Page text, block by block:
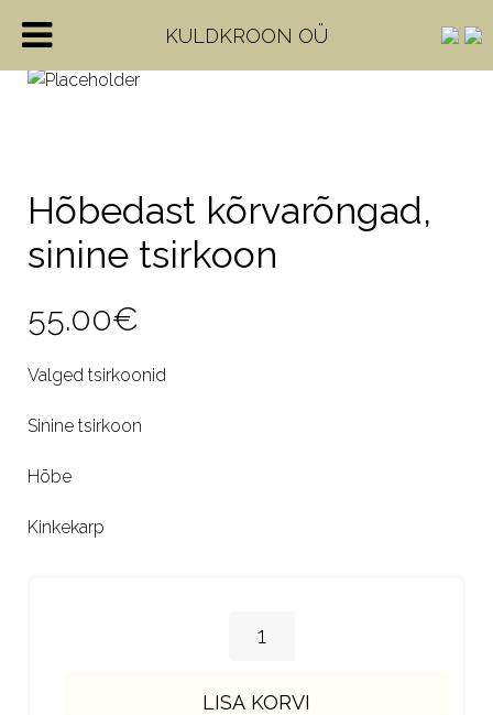
Hõbedast kõrvarõngad,
sinine tsirkoon
55.00€
Valged tsirkoonid
Sinine tsirkoon
Hõbe
Kinkekarp
LISA KORVI
KULDKROON OÜ